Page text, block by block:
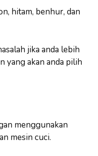
hitam, benhur, dan
jika anda lebih
yang akan anda pilih
menggunakan
mesin cuci.